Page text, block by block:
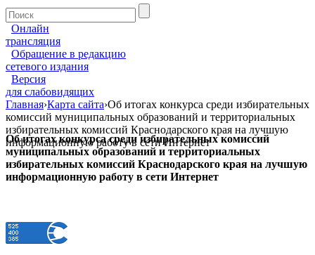
Онлайн
трансляция
Обращение в редакцию
сетевого издания
Версия
для слабовидящих
Главная›Карта сайта›Об итогах конкурса среди избирательных
комиссий муниципальных образований и территориальных
избирательных комиссий Краснодарского края на лучшую
информационную работу в сети Интернет
Об итогах конкурса среди избирательных комиссий
муниципальных образований и территориальных
избирательных комиссий Краснодарского края на лучшую
информационную работу в сети Интернет